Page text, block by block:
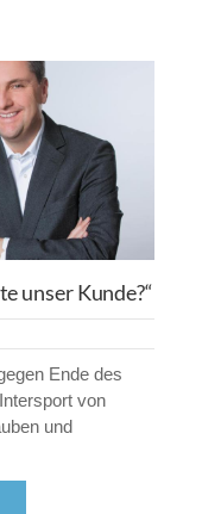
unser Kunde?“
Ende des
von
und